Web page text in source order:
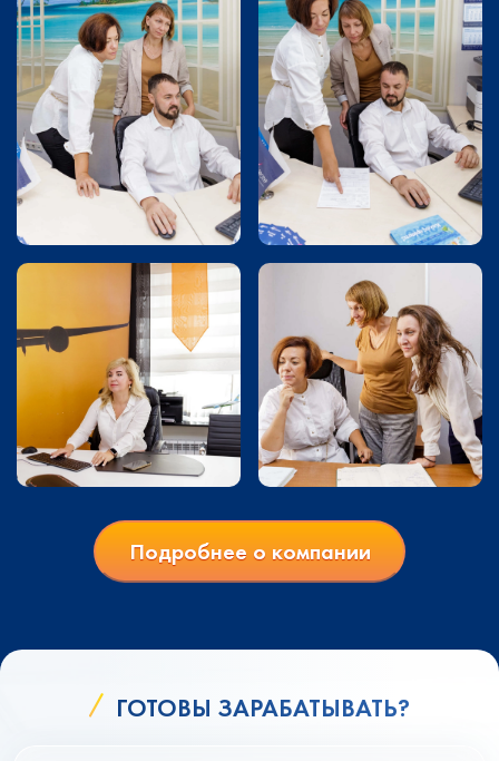
Подробнее о компании
ГОТОВЫ ЗАРАБАТЫВАТЬ?